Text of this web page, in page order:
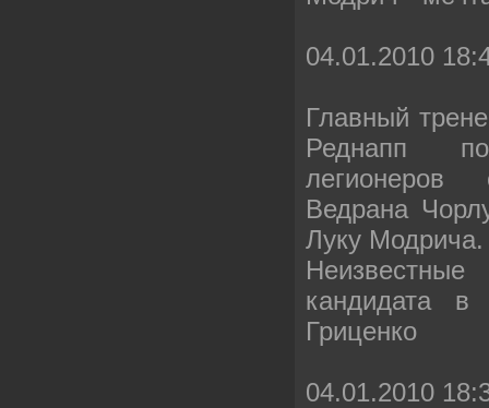
04.01.2010
Главный
Реднапп
Ведрана
Луку Модрича.
кандидата в
Гриценко
04.01.2010